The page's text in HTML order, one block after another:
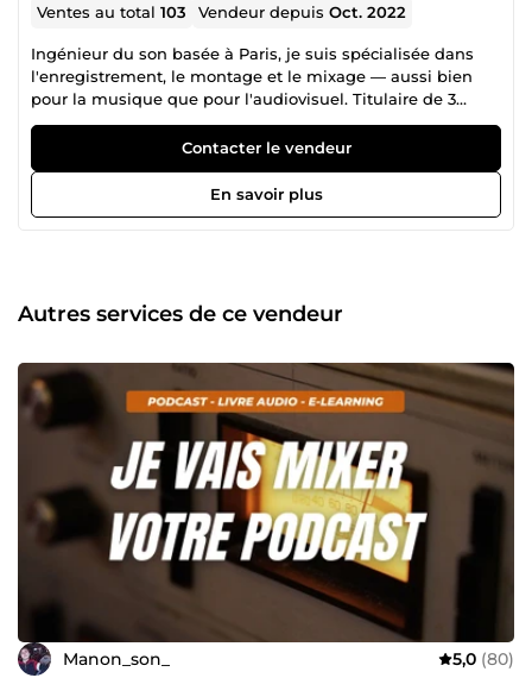
Ventes au total103 Vendeur depuisOct. 2022
Ingénieur du son basée à Paris, je suis spécialisée dans
l'enregistrement, le montage et le mixage — aussi bien
pour la musique que pour l'audiovisuel. Titulaire de 3
diplômes BAC+2 (DUT MMI, BTS MAV et DeTS Son avec
mention), j'ai eu l'opportunité de travailler sur des projets
professionnels variés, dont la série Netflix &quot;The
Eddy&quot;. Je travaille actuellement dans un studio
d'enregistrement et de mixage à Paris, où j'accompagne
sound design sur mesure. Mes outils de travail : Pro Tools,
iZotope RX, Melodyne — pour un résultat précis, propre et
une attention particulière aux détails, à la clarté et à
l'équilibre du rendu final. Chaque projet est traité sur
mesure, en respectant toujours l'intention et l'émotion de
ses créateurs. 📩 Une question ? Contactez-moi, je vous
réponds rapidement !
Contacter le vendeur
En savoir plus
Autres services de ce vendeur
Manon_son_ 5,0 (80)